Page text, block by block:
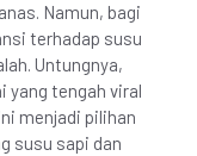
Namun, bagi
terhadap susu
Untungnya,
yang tengah viral
menjadi pilihan
susu sapi dan